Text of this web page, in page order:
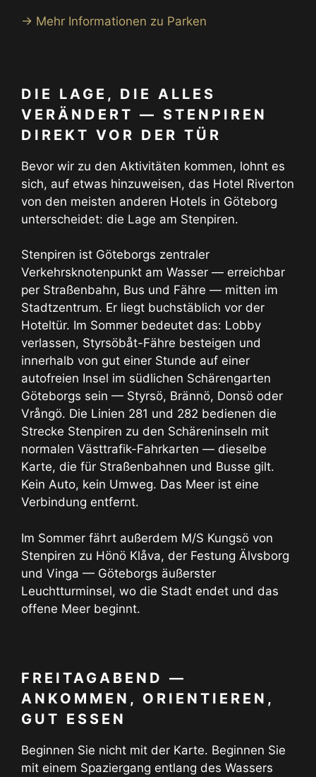
→ Mehr Informationen zu Parken
DIE LAGE, DIE ALLES
VERÄNDERT — STENPIREN
DIREKT VOR DER TÜR
Bevor wir zu den Aktivitäten kommen, lohnt es
sich, auf etwas hinzuweisen, das Hotel Riverton
von den meisten anderen Hotels in Göteborg
unterscheidet: die Lage am Stenpiren.
Stenpiren ist Göteborgs zentraler
Verkehrsknotenpunkt am Wasser — erreichbar
per Straßenbahn, Bus und Fähre — mitten im
Stadtzentrum. Er liegt buchstäblich vor der
Hoteltür. Im Sommer bedeutet das: Lobby
verlassen, Styrsöbåt-Fähre besteigen und
innerhalb von gut einer Stunde auf einer
autofreien Insel im südlichen Schärengarten
Göteborgs sein — Styrsö, Brännö, Donsö oder
Vrångö. Die Linien 281 und 282 bedienen die
Strecke Stenpiren zu den Schäreninseln mit
normalen Västtrafik-Fahrkarten — dieselbe
Karte, die für Straßenbahnen und Busse gilt.
Kein Auto, kein Umweg. Das Meer ist eine
Verbindung entfernt.
Im Sommer fährt außerdem M/S Kungsö von
Stenpiren zu Hönö Klåva, der Festung Älvsborg
und Vinga — Göteborgs äußerster
Leuchtturminsel, wo die Stadt endet und das
offene Meer beginnt.
FREITAGABEND —
ANKOMMEN, ORIENTIEREN,
GUT ESSEN
Beginnen Sie nicht mit der Karte. Beginnen Sie
mit einem Spaziergang entlang des Wassers